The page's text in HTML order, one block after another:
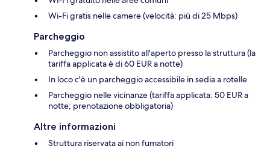
Wi-Fi gratis nelle camere (velocità: più di 25 Mbps)
Parcheggio
Parcheggio non assistito all'aperto presso la struttura (la
tariffa applicata è di 60 EUR a notte)
In loco c'è un parcheggio accessibile in sedia a rotelle
Parcheggio nelle vicinanze (tariffa applicata: 50 EUR a
notte; prenotazione obbligatoria)
Altre informazioni
Struttura riservata ai non fumatori